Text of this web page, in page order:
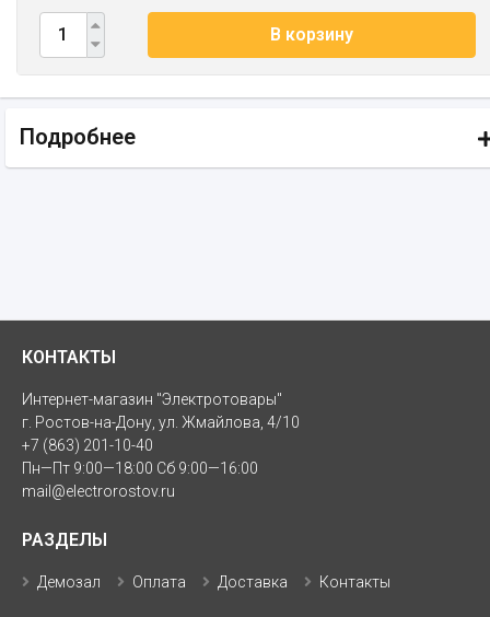
В корзину
Подробнее
КОНТАКТЫ
Интернет-магазин "Электротовары"
г. Ростов-на-Дону, ул. Жмайлова, 4/10
+7 (863) 201-10-40
Пн—Пт 9:00—18:00 Сб 9:00—16:00
mail@electrorostov.ru
РАЗДЕЛЫ
Демозал Оплата Доставка Контакты